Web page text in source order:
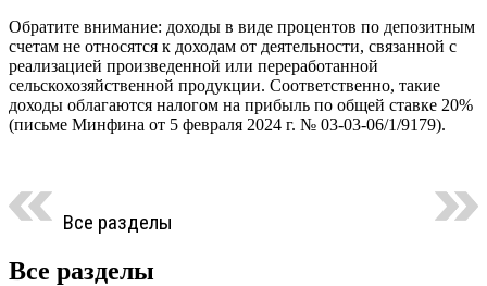
Обратите внимание: доходы в виде процентов по депозитным
счетам не относятся к доходам от деятельности, связанной с
реализацией произведенной или переработанной
сельскохозяйственной продукции. Соответственно, такие
доходы облагаются налогом на прибыль по общей ставке 20%
(письме Минфина от 5 февраля 2024 г. № 03-03-06/1/9179).
Все разделы
Все разделы